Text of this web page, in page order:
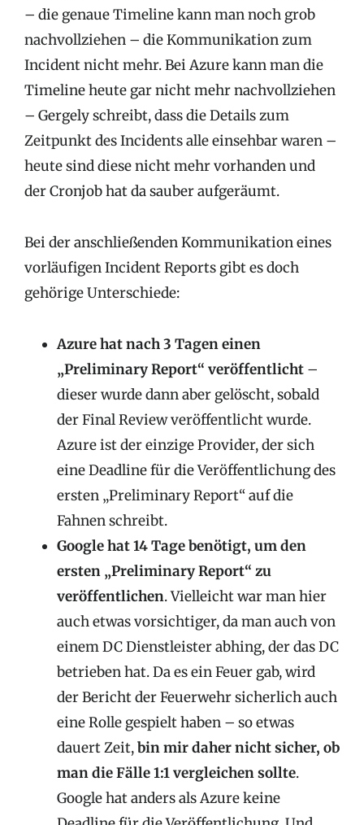
– die genaue Timeline kann man noch grob
nachvollziehen – die Kommunikation zum
Incident nicht mehr. Bei Azure kann man die
Timeline heute gar nicht mehr nachvollziehen
– Gergely schreibt, dass die Details zum
Zeitpunkt des Incidents alle einsehbar waren –
heute sind diese nicht mehr vorhanden und
der Cronjob hat da sauber aufgeräumt.
Bei der anschließenden Kommunikation eines
vorläufigen Incident Reports gibt es doch
gehörige Unterschiede:
Azure hat nach 3 Tagen einen
„Preliminary Report“ veröffentlicht –
dieser wurde dann aber gelöscht, sobald
der Final Review veröffentlicht wurde.
Azure ist der einzige Provider, der sich
eine Deadline für die Veröffentlichung des
ersten „Preliminary Report“ auf die
Fahnen schreibt.
Google hat 14 Tage benötigt, um den
ersten „Preliminary Report“ zu
veröffentlichen. Vielleicht war man hier
auch etwas vorsichtiger, da man auch von
einem DC Dienstleister abhing, der das DC
betrieben hat. Da es ein Feuer gab, wird
der Bericht der Feuerwehr sicherlich auch
eine Rolle gespielt haben – so etwas
dauert Zeit,bin mir daher nicht sicher, ob
man die Fälle 1:1 vergleichen sollte.
Google hat anders als Azure keine